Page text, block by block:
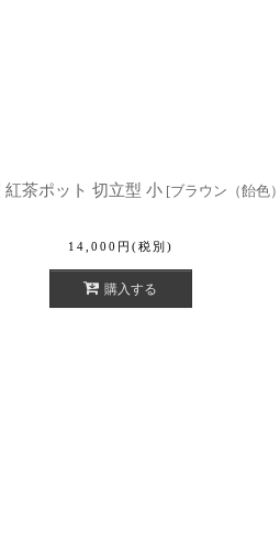
紅茶ポット 切立型 小 [ブラウン（飴色）
14,000 円 (税別)
購入する